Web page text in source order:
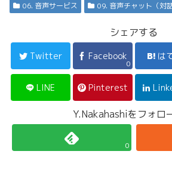
06. 音声サービス 09. 音声チャット（対話
シェアする
Twitter Facebook
0
は
LINE Pinterest
Y.Nakahashiをフォロ
0